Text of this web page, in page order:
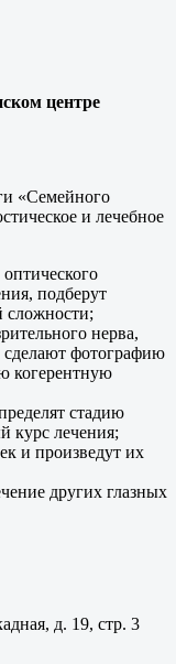
центре
«Семейного
и лечебное
подберут
сложности;
нерва,
сделают фотографию
когерентную
стадию
курс лечения;
и произведут их
других глазных
д. 19, стр. 3